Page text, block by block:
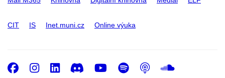
CIT IS Inet.muni.cz Online výuka
Facebook
Instagram
LinkedIn
DiscordYoutube
Spotify
Podcast